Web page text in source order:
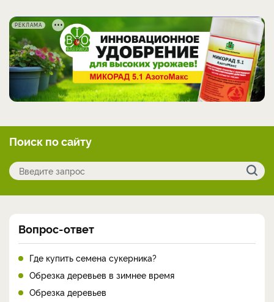
РЕКЛАМА
Поиск по сайту
Вопрос-ответ
Где купить семена сукерника?
Обрезка деревьев в зимнее время
Обрезка деревьев